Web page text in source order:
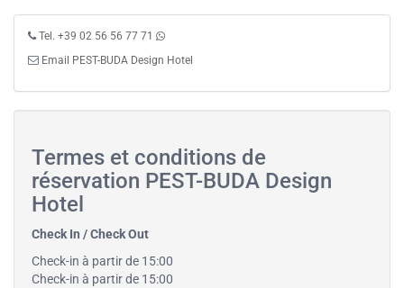
Tel. +39 02 56 56 77 71
Email PEST-BUDA Design Hotel
Termes et conditions de
réservation PEST-BUDA Design
Hotel
Check In / Check Out
Check-in à partir de 15:00
Check-in à partir de 15:00